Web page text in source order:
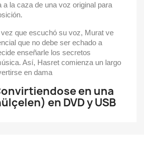
a la caza de una voz original para
que escuchó su voz, Murat ve
que no debe ser echado a
enseñarle los secretos
Así, Hasret comienza un largo
en dama
en una
en DVD y USB